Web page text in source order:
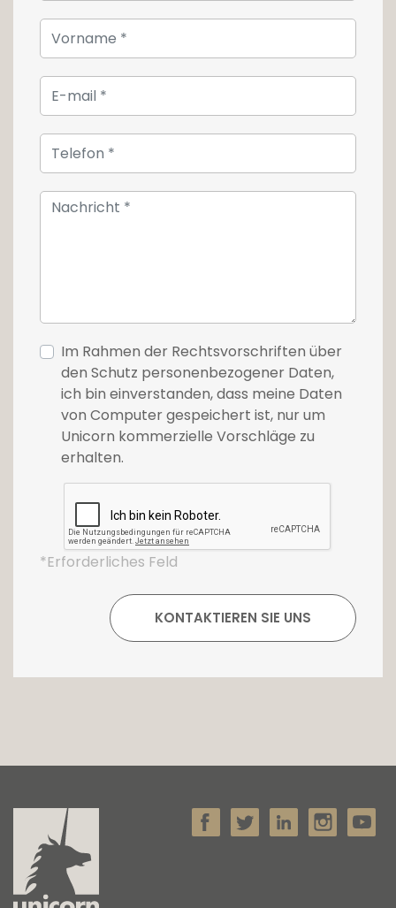
begehbaren Dusche.
Wenn Sie auf der letzten Ebene weitergehen,
werden Sie von der herrlichen Aussicht auf
den Wald und das Schloss Rohans
überrascht sein. Der Raum grenzt an eine
Küche, die den Raum vervollständigt.
zusätzlich zu dieser außergewöhnlichen
In unmittelbarer Nähe von Geschäften und
öffentlichen Verkehrsmitteln.
Es sind einige Abschlussarbeiten vorzusehen.
Für weitere Informationen oder um dieses
charaktervolle Haus zu besichtigen,
kontaktieren Sie uns jetzt unter 26 54 17 17.
Weitere Fotos und Informationen? Diese
Im Rahmen der Rechtsvorschriften über
den Schutz personenbezogener Daten,
ich bin einverstanden, dass meine Daten
von Computer gespeichert ist, nur um
Unicorn kommerzielle Vorschläge zu
erhalten.
*Erforderliches Feld